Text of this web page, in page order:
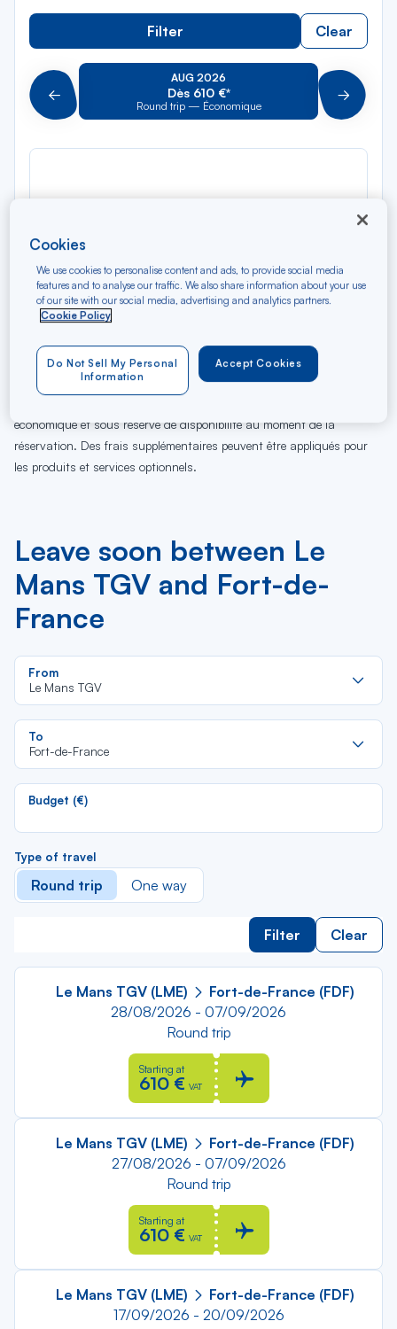
Filter Clear
Précédent
AUG 2026
Dès 610 €*
Round trip — Économique Suivant
AUG
économique et sous réserve de disponibilité au moment de la
réservation. Des frais supplémentaires peuvent être appliqués pour
les produits et services optionnels.
Leave soon between Le
Mans TGV and Fort-de-
France
From
Le Mans TGV
To
Fort-de-France
Budget (€)
Type of travel
Round trip One way
Filter Clear
Le Mans TGV (LME)
Fort-de-France (FDF)
28/08/2026 - 07/09/2026
Round trip
Starting at
610 € VAT
Le Mans TGV (LME)
Fort-de-France (FDF)
27/08/2026 - 07/09/2026
Round trip
Starting at
610 € VAT
Le Mans TGV (LME)
Fort-de-France (FDF)
17/09/2026 - 20/09/2026
Cookies
We use cookies to personalise content and ads, to provide social media
features and to analyse our traffic. We also share information about your use
of our site with our social media, advertising and analytics partners.
Cookie Policy
Accept Cookies
Do Not Sell My Personal
Information